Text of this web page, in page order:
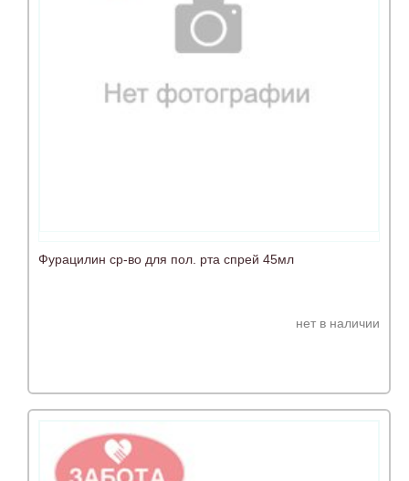
Фурацилин ср-во для пол. рта спрей 45мл
нет в наличии